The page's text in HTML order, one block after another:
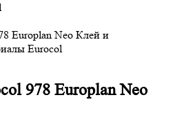
978 Europlan Neo